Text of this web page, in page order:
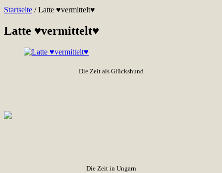
Startseite /Latte ♥vermittelt♥
Latte ♥vermittelt♥
Die Zeit als Glückshund
Die Zeit in Ungarn